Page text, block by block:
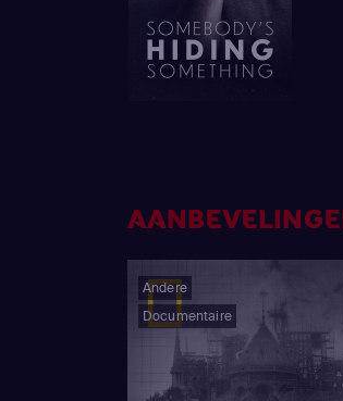
Andere
Documentaire